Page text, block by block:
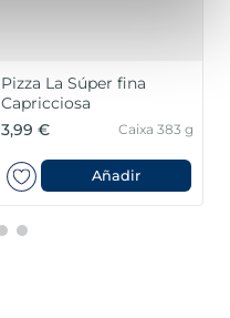
Pizza La Súper fina
Capricciosa
3,99 €
Caixa 383 g
Añadir